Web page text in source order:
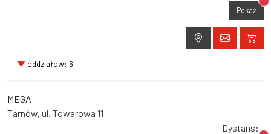
Pokaż
oddziałów: 6
MEGA
Tarnów, ul. Towarowa 11
Dystans: